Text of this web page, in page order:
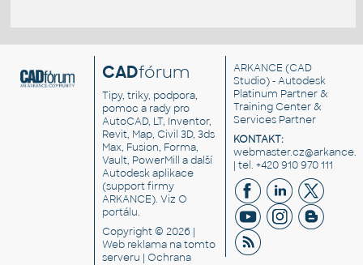
CADfórum
Tipy, triky, podpora,
pomoc a rady pro
AutoCAD, LT, Inventor,
Revit, Map, Civil 3D, 3ds
Max, Fusion, Forma,
Vault, PowerMill a další
Autodesk aplikace
(support firmy
ARKANCE). VizO
portálu.
Copyright © 2026 |
Web reklama na tomto
serveru |Ochrana
ARKANCE (CAD
Studio) - Autodesk
Platinum Partner &
Training Center &
Services Partner
KONTAKT:
| tel. +420 910 970 111